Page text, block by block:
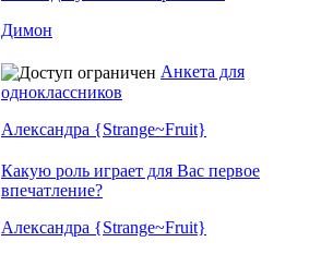
Димон
Анкета для
одноклассников
Александра {Strange~Fruit}
Какую роль играет для Вас первое
впечатление?
Александра {Strange~Fruit}